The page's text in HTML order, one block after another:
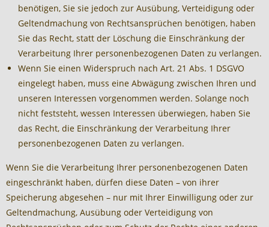
benötigen, Sie sie jedoch zur Ausübung, Verteidigung oder
Geltendmachung von Rechtsansprüchen benötigen, haben
Sie das Recht, statt der Löschung die Einschränkung der
Verarbeitung Ihrer personenbezogenen Daten zu verlangen.
Wenn Sie einen Widerspruch nach Art. 21 Abs. 1 DSGVO
eingelegt haben, muss eine Abwägung zwischen Ihren und
unseren Interessen vorgenommen werden. Solange noch
nicht feststeht, wessen Interessen überwiegen, haben Sie
das Recht, die Einschränkung der Verarbeitung Ihrer
personenbezogenen Daten zu verlangen.
Wenn Sie die Verarbeitung Ihrer personenbezogenen Daten
eingeschränkt haben, dürfen diese Daten – von ihrer
Speicherung abgesehen – nur mit Ihrer Einwilligung oder zur
Geltendmachung, Ausübung oder Verteidigung von